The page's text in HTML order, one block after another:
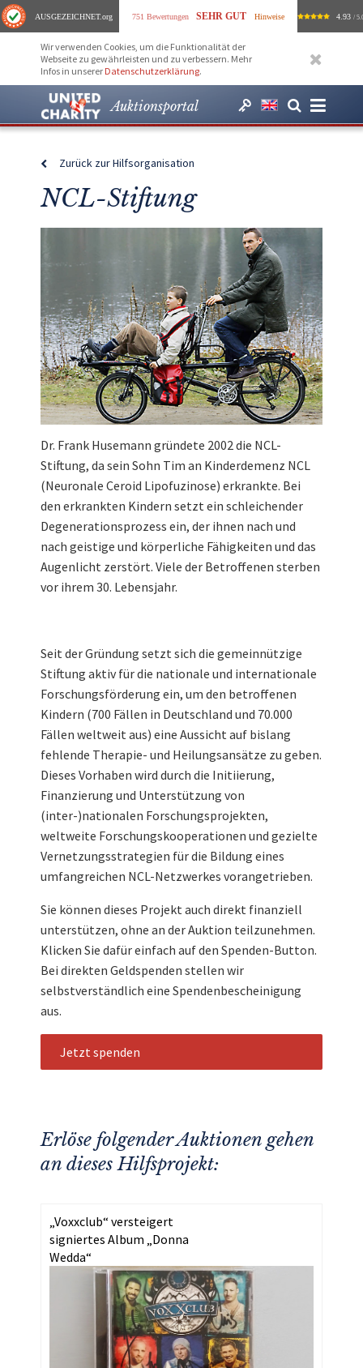
AUSGEZEICHNET.org 751 Bewertungen SEHR GUT Hinweise 4.93 /
Wir verwenden Cookies, um die Funktionalität der
Webseite zu gewährleisten und zu verbessern. Mehr
Infos in unserer Datenschutzerklärung.
Auktionsportal
Zurück zur Hilfsorganisation
NCL-Stiftung
Dr. Frank Husemann gründete 2002 die NCL-
Stiftung, da sein Sohn Tim an Kinderdemenz NCL
(Neuronale Ceroid Lipofuzinose) erkrankte. Bei
den erkrankten Kindern setzt ein schleichender
Degenerationsprozess ein, der ihnen nach und
nach geistige und körperliche Fähigkeiten und das
Augenlicht zerstört. Viele der Betroffenen sterben
vor ihrem 30. Lebensjahr.
Seit der Gründung setzt sich die gemeinnützige
Stiftung aktiv für die nationale und internationale
Forschungsförderung ein, um den betroffenen
Kindern (700 Fällen in Deutschland und 70.000
Fällen weltweit aus) eine Aussicht auf bislang
fehlende Therapie- und Heilungsansätze zu geben.
Dieses Vorhaben wird durch die Initiierung,
Finanzierung und Unterstützung von
(inter-)nationalen Forschungsprojekten,
weltweite Forschungskooperationen und gezielte
Vernetzungsstrategien für die Bildung eines
umfangreichen NCL-Netzwerkes vorangetrieben.
Sie können dieses Projekt auch direkt finanziell
unterstützen, ohne an der Auktion teilzunehmen.
Klicken Sie dafür einfach auf den Spenden-Button.
Bei direkten Geldspenden stellen wir
selbstverständlich eine Spendenbescheinigung
aus.
Jetzt spenden
Erlöse folgender Auktionen gehen
an dieses Hilfsprojekt:
„Voxxclub“ versteigert
signiertes Album „Donna
Wedda“